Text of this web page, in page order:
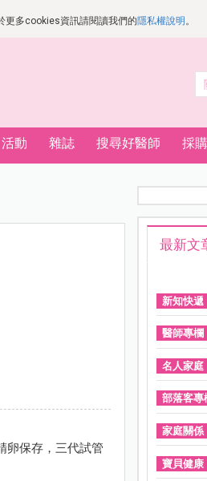
更多cookies資訊請閱讀我們的隱私權說明 。
活動 雜誌 搜尋好醫師 採
卵保存，三代試管
最新文
新知快遞
醫師專欄
名人家庭
部落客專
家庭關係
寶貝健康